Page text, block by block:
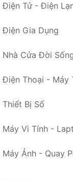
Điện Tử - Điện
Điện Gia Dụng
Nhà Cửa Đời
Điện Thoại - Máy
Thiết Bị Số
Máy Vi Tính -
Máy Ảnh - Quay